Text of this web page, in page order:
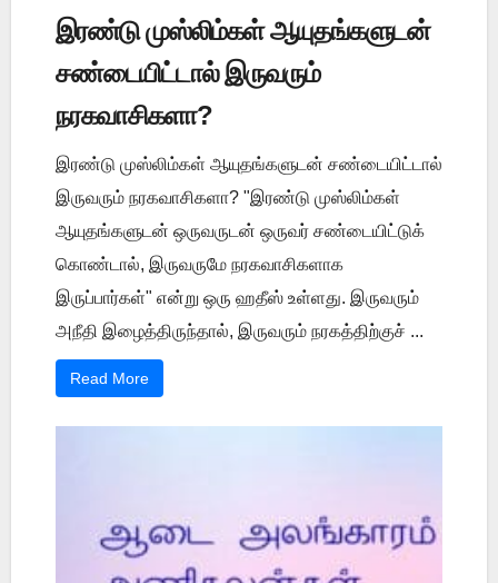
இரண்டு முஸ்லிம்கள் ஆயுதங்களுடன்
சண்டையிட்டால் இருவரும்
நரகவாசிகளா?
இரண்டு முஸ்லிம்கள் ஆயுதங்களுடன் சண்டையிட்டால்
இருவரும் நரகவாசிகளா? "இரண்டு முஸ்லிம்கள்
ஆயுதங்களுடன் ஒருவருடன் ஒருவர் சண்டையிட்டுக்
கொண்டால், இருவருமே நரகவாசிகளாக
இருப்பார்கள்" என்று ஒரு ஹதீஸ் உள்ளது. இருவரும்
அநீதி இழைத்திருந்தால், இருவரும் நரகத்திற்குச் ...
Read More